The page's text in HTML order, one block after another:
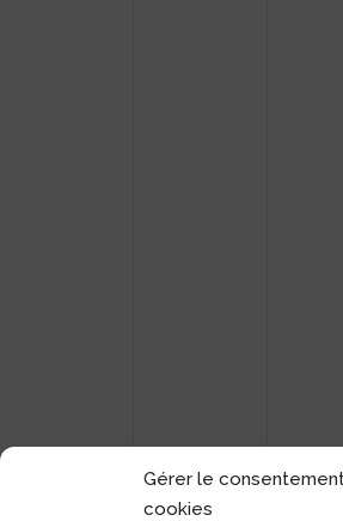
Gérer le
cookies